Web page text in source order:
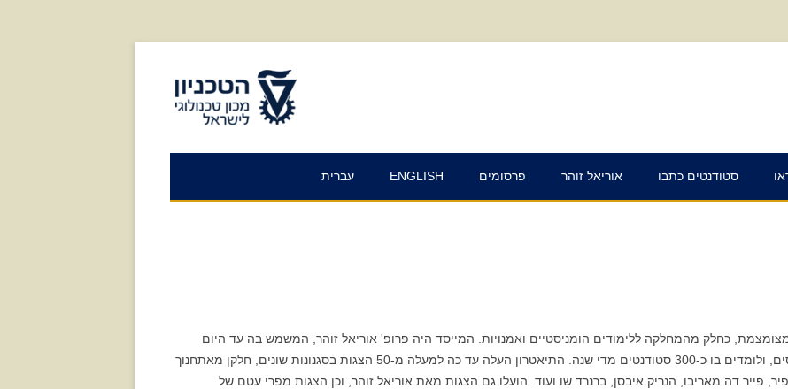
לאתר הטכניון
סטודנטים כתבו אוריאל זוהר פרסומים ENGLISH עברית
הוקם בשנת 1986 במסגרת מצומצמת, כחלק מהמחלקה ללימודים הומניסטיים ואמנויות. המייסד היה פרופ' אוריאל זוהר, המשמש בה עד היום
כבמאי ומורה. בתיאטרון מועברים שבעה קורסים, ולומדים בו כ-300 סטודנטים מדי שנה. התיאטרון העלה עד כה למעלה מ-50 הצגות בסגנונות שונים, חלקן מאתחנוך
פייר דה מאריבו, הנריק איבסן, ברנרד שו ועוד. הועלו גם הצגות מאת אוריאל זוהר, וכן הצגות מפרי עטם של